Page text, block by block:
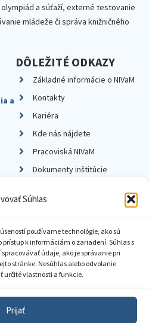
Súhlas
používame technológie, ako sú
k informáciám o zariadení. Súhlas s
údaje, ako je správanie pri
stránke. Nesúhlas alebo odvolanie
určité vlastnosti a funkcie.
Prijať
a súťaží, externé testovanie
mládeže či správa knižničného
a
DÔLEŽITÉ ODKAZY
Základné informácie o NIVaM
Kontakty
Kariéra
Kde nás nájdete
Pracoviská NIVaM
Dokumenty inštitúcie
súkromia
informácií